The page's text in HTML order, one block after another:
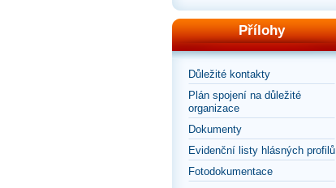
Přílohy
Důležité kontakty
Plán spojení na důležité
organizace
Dokumenty
Evidenční listy hlásných profilů
Fotodokumentace